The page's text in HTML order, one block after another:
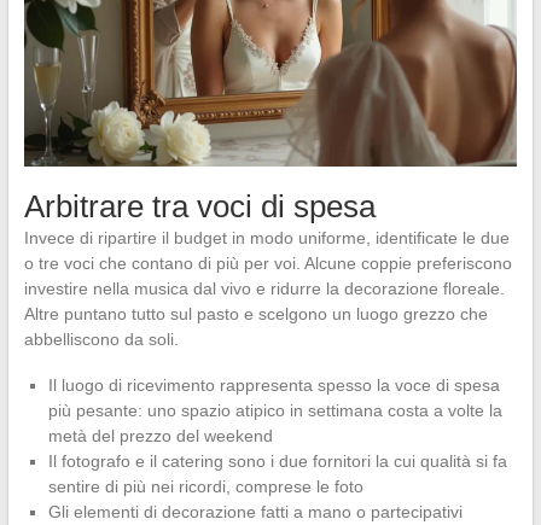
Arbitrare tra voci di spesa
Invece di ripartire il budget in modo uniforme, identificate le due
o tre voci che contano di più per voi. Alcune coppie preferiscono
investire nella musica dal vivo e ridurre la decorazione floreale.
Altre puntano tutto sul pasto e scelgono un luogo grezzo che
abbelliscono da soli.
Il luogo di ricevimento rappresenta spesso la voce di spesa
più pesante: uno spazio atipico in settimana costa a volte la
metà del prezzo del weekend
Il fotografo e il catering sono i due fornitori la cui qualità si fa
sentire di più nei ricordi, comprese le foto
Gli elementi di decorazione fatti a mano o partecipativi